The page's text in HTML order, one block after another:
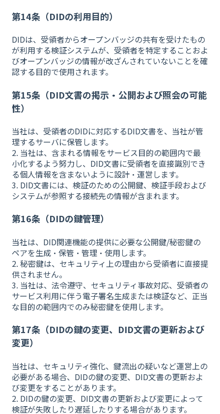
第14条（DIDの利用目的）
DIDは、受領者からオープンバッジの共有を受けたもの
が利用する検証システムが、受領者を特定することおよ
びオープンバッジの情報が改ざんされていないことを確
認する目的で使用されます。
第15条（DID文書の掲示・公開および照会の可能
性）
当社は、受領者のDIDに対応するDID文書を、当社が管
理するサーバに保管します。
2. 当社は、含まれる情報をサービス目的の範囲内で最
小化するよう努力し、DID文書に受領者を直接識別でき
る個人情報を含まないように設計・運営します。
3. DID文書には、検証のための公開鍵、検証手段および
システムが参照する接続先の情報が含まれます。
第16条（DIDの鍵管理）
当社は、DID関連機能の提供に必要な公開鍵/秘密鍵の
ペアを生成・保管・管理・使用します。
2. 秘密鍵は、セキュリティ上の理由から受領者に直接提
供されません。
3. 当社は、法令遵守、セキュリティ事故対応、受領者の
サービス利用に伴う電子署名生成または検証など、正当
な目的の範囲内でのみ秘密鍵を使用します。
第17条（DIDの鍵の変更、DID文書の更新および
変更）
当社は、セキュリティ強化、鍵流出の疑いなど運営上の
必要がある場合、DIDの鍵の変更、DID文書の更新およ
び変更をすることがあります。
2. DIDの鍵の変更、DID文書の更新および変更によって
検証が失敗したり遅延したりする場合があります。